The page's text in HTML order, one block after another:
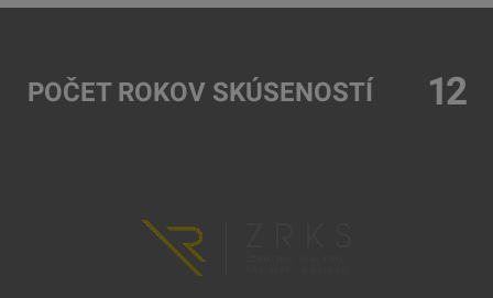
POČET ROKOV SKÚSENOSTÍ 12